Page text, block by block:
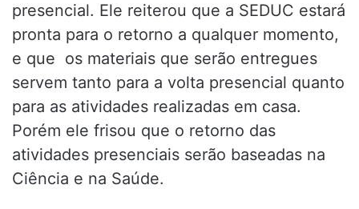
presencial. Ele reiterou que a SEDUC estará
pronta para o retorno a qualquer momento,
e que os materiais que serão entregues
servem tanto para a volta presencial quanto
para as atividades realizadas em casa.
Porém ele frisou que o retorno das
atividades presenciais serão baseadas na
Ciência e na Saúde.